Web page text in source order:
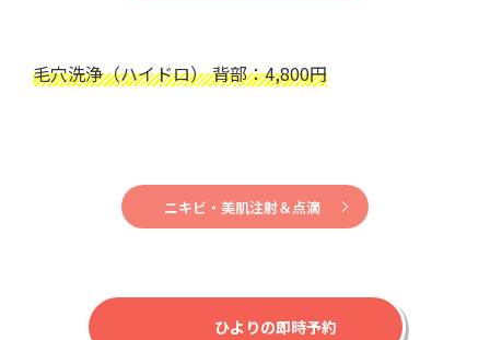
毛穴洗浄（ハイドロ） 背部：4,800円
ニキビ・美肌注射＆点滴
ひよりの即時予約